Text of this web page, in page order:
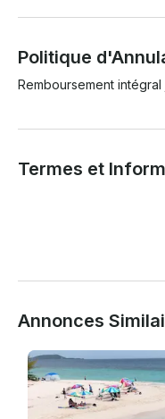
Politique
Remboursement
Termes et
Annonces